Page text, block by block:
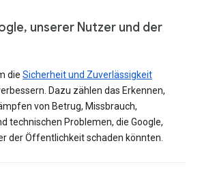
unserer Nutzer und der
die Sicherheit und Zuverlässigkeit
Dazu zählen das Erkennen,
von Betrug, Missbrauch,
technischen Problemen, die Google,
der Öffentlichkeit schaden könnten.